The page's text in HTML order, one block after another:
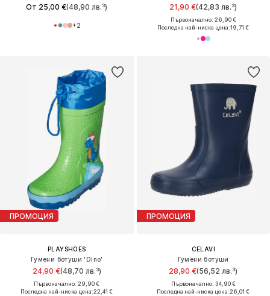
От 25,00 €(48,90 лв.³)
+2
21,90 €(42,83 лв.³)
Първоначално: 26,90 €
Последна най-ниска цена:19,71 €
ПРОМОЦИЯ
PLAYSHOES
Гумени ботуши 'Dino'
24,90 €(48,70 лв.³)
Първоначално: 29,90 €
Последна най-ниска цена:22,41 €
ПРОМОЦИЯ
CELAVI
Гумени ботуши
28,90 €(56,52 лв.³)
Първоначално: 34,90 €
Последна най-ниска цена:26,01 €